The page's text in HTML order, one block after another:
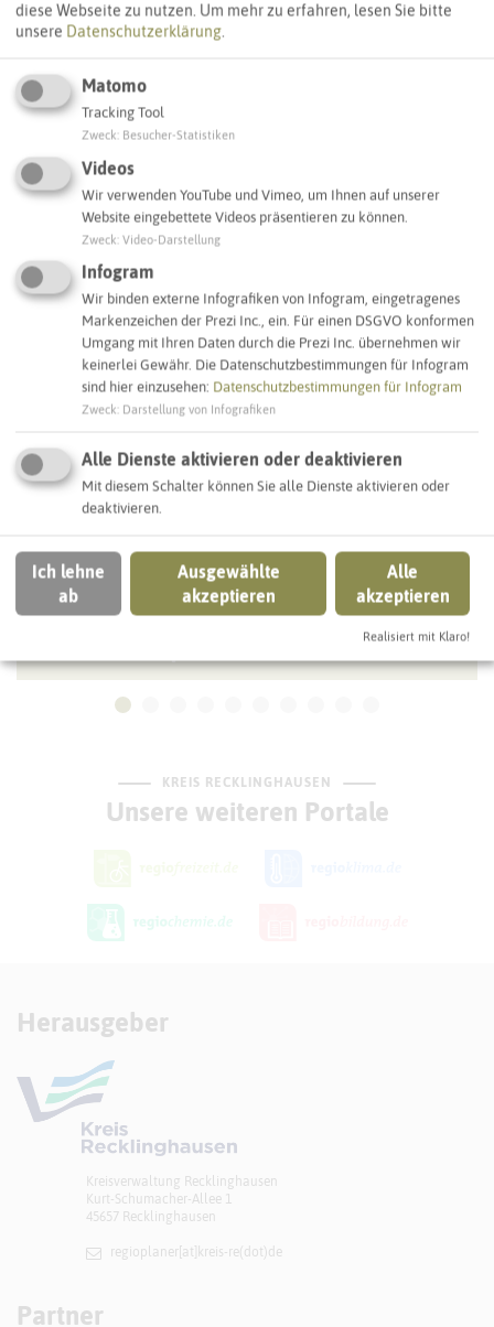
Interaktive Karte
SCHLAGWORTE
So ordnen wir dieses Objekt ein
Notfall-Infopunkt
IN DER UMGEBUNG
Was Sie sonst noch entdecken können
WALTROP
Notfall-Infopunkt Barbaraschule
KREIS RECKLINGHAUSEN
Unsere weiteren Portale
Herausgeber
Kreisverwaltung Recklinghausen
Kurt-Schumacher-Allee 1
45657 Recklinghausen
regioplaner[at]​kreis-re(dot)de
Partner
diese Webseite zu nutzen. Um mehr zu erfahren, lesen Sie bitte
unsere Datenschutzerklärung.
Matomo
Tracking Tool
Zweck Besucher-Statistiken
Videos
Wir verwenden YouTube und Vimeo, um Ihnen auf unserer
Website eingebettete Videos präsentieren zu können.
Zweck Video-Darstellung
Infogram
Wir binden externe Infografiken von Infogram, eingetragenes
Markenzeichen der Prezi Inc., ein. Für einen DSGVO konformen
Umgang mit Ihren Daten durch die Prezi Inc. übernehmen wir
keinerlei Gewähr. Die Datenschutzbestimmungen für Infogram
sind hier einzusehen: Datenschutzbestimmungen für Infogram
Zweck Darstellung von Infografiken
Alle Dienste aktivieren oder deaktivieren
Mit diesem Schalter können Sie alle Dienste aktivieren oder
deaktivieren.
Ich lehne
ab
Ausgewählte
akzeptieren
Alle
akzeptieren
Realisiert mit Klaro!